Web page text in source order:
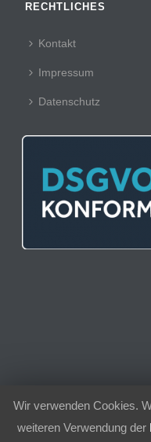
RECHTLICHES
Kontakt
Impressum
Datenschutz
© 2021 | Sport-
Wir verwenden Cookies.
weiteren Verwendung der